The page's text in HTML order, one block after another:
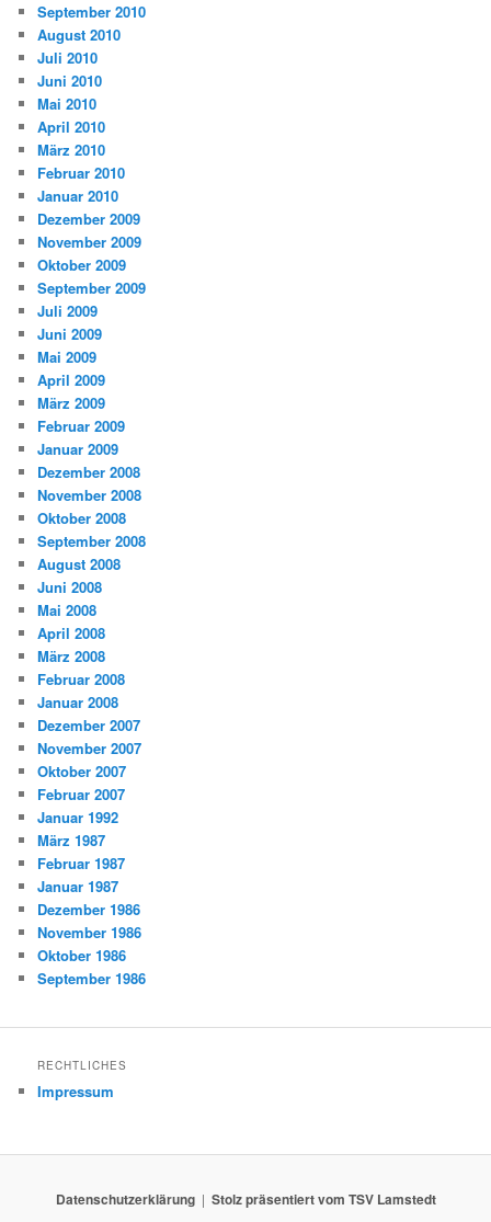
September 2010
August 2010
Juli 2010
Juni 2010
Mai 2010
April 2010
März 2010
Februar 2010
Januar 2010
Dezember 2009
November 2009
Oktober 2009
September 2009
Juli 2009
Juni 2009
Mai 2009
April 2009
März 2009
Februar 2009
Januar 2009
Dezember 2008
November 2008
Oktober 2008
September 2008
August 2008
Juni 2008
Mai 2008
April 2008
März 2008
Februar 2008
Januar 2008
Dezember 2007
November 2007
Oktober 2007
Februar 2007
Januar 1992
März 1987
Februar 1987
Januar 1987
Dezember 1986
November 1986
Oktober 1986
September 1986
RECHTLICHES
Impressum
Datenschutzerklärung Stolz präsentiert vom TSV Lamstedt